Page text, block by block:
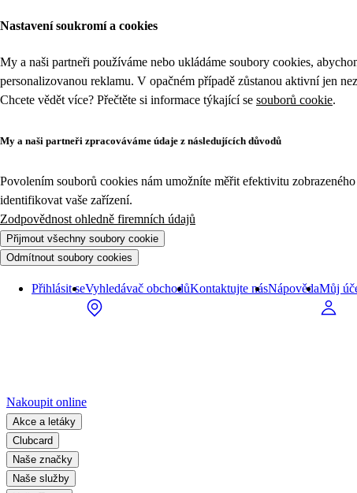
Nastavení soukromí a cookies
My a naši partneři používáme nebo ukládáme soubory cookies,
personalizovanou reklamu. V opačném případě zůstanou aktivní jen
Chcete vědět více? Přečtěte si informace týkající se souborů cookie.
My a naši partneři zpracováváme údaje z následujících důvodů
Povolením souborů cookies nám umožníte měřit efektivitu
identifikovat vaše zařízení.
Zodpovědnost ohledně firemních údajů
Přijmout všechny soubory cookie
Odmítnout soubory cookies
Přihlásit seVyhledávač obchodůKontaktujte násNápovědaMůj
Nakoupit online
Akce a letáky
Clubcard
Naše značky
Naše služby